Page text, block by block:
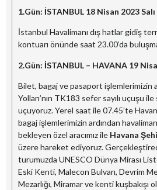
1.Gün: İSTANBUL 18 Nisan 2023 Salı
İstanbul Havalimanı dış hatlar gidiş
kontuarı önünde saat 23.00’da
2.Gün: İSTANBUL – HAVANA 19
Bilet, bagaj ve pasaport işlemlerimizin
Yolları’nın TK183 sefer sayılı uçuşu ile
uçuyoruz. Yerel saat ile 07.45’te
bagaj işlemlerimizin ardından
bekleyen özel aracımız ile Havana
üzere hareket ediyoruz.
turumuzda UNESCO Dünya Mirası
Eski Kenti, Malecon Bulvarı, Devrim
Mezarlığı, Miramar ve kenti kuşbakışı